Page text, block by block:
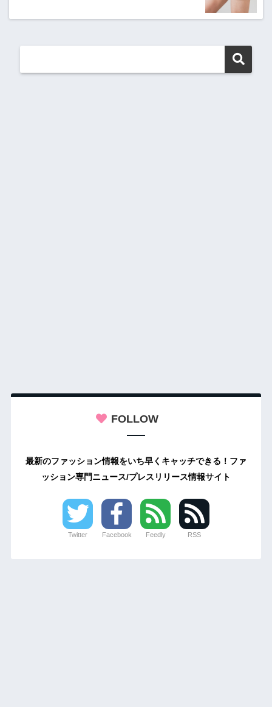
FOLLOW
最新のファッション情報をいち早くキャッチできる！ファ
ッション専門ニュース/プレスリリース情報サイト
Twitter Facebook Feedly RSS